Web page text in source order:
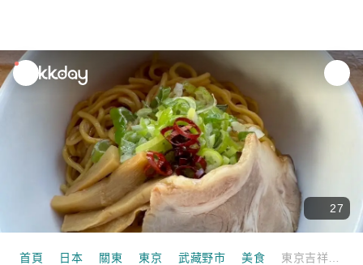
unread
notifications
27
首頁 日本 關東 東京 武藏野市 美食